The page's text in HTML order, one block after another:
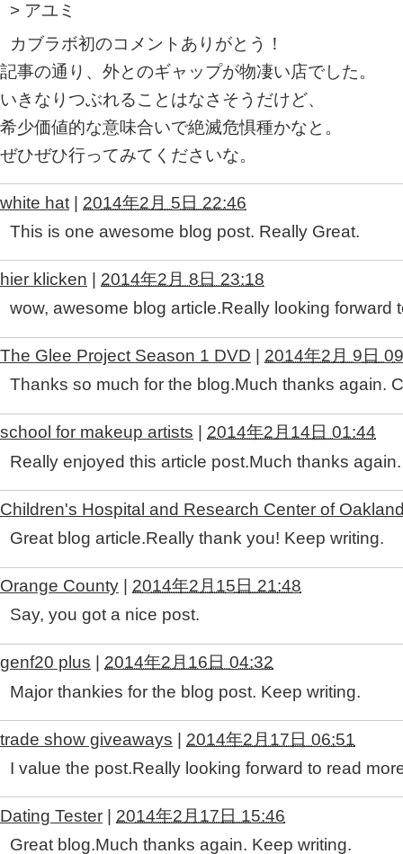
> アユミ
カブラボ初のコメントありがとう！
記事の通り、外とのギャップが物凄い店でした。
いきなりつぶれることはなさそうだけど、
希少価値的な意味合いで絶滅危惧種かなと。
ぜひぜひ行ってみてくださいな。
white hat | 2014年2月 5日 22:46
This is one awesome blog post. Really Great.
hier klicken
2014年2月 8日 23:18
wow, awesome blog article.Really looking forward
The Glee Project Season 1 DVD
2014年2月 9日
Thanks so much for the blog.Much thanks again.
school for makeup artists
2014年2月14日 01:44
Really enjoyed this article post.Much thanks again.
Children's Hospital and Research Center of
Great blog article.Really thank you! Keep writing.
Orange County
2014年2月15日 21:48
Say, you got a nice post.
genf20 plus
2014年2月16日 04:32
Major thankies for the blog post. Keep writing.
trade show giveaways | 2014年2月17日 06:51
I value the post.Really looking forward to read
Dating Tester
2014年2月17日 15:46
Great blog.Much thanks again. Keep writing.